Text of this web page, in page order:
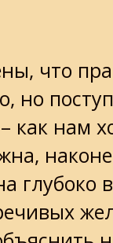
что
но
как нам
глубоко